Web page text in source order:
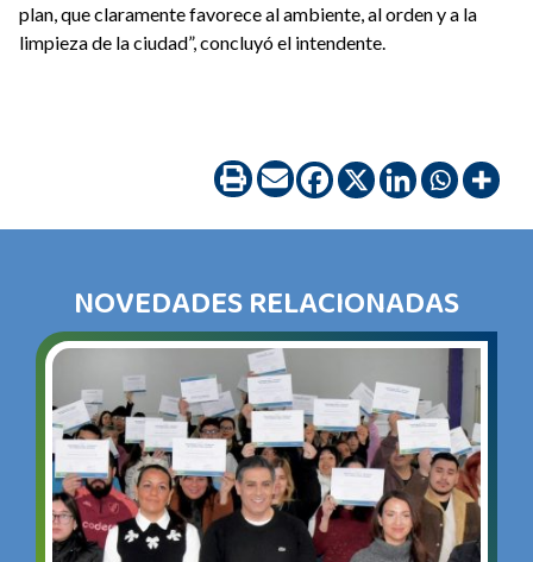
plan, que claramente favorece al ambiente, al orden y a la
limpieza de la ciudad”, concluyó el intendente.
NOVEDADES RELACIONADAS